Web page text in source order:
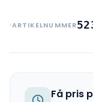
ARTIKELNUMMER
Få pris